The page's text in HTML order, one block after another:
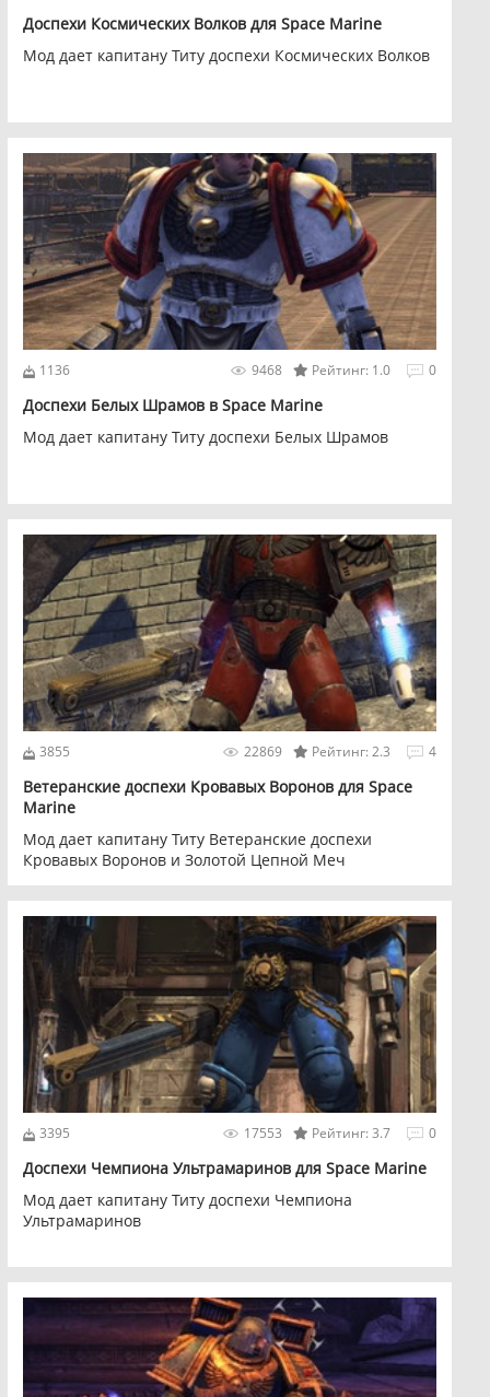
Доспехи Космических Волков для Space Marine
Мод дает капитану Титу доспехи Космических Волков
1136 0
Рейтинг: 1.0
9468
Доспехи Белых Шрамов в Space Marine
Мод дает капитану Титу доспехи Белых Шрамов
3855 4
Рейтинг: 2.3
22869
Ветеранские доспехи Кровавых Воронов для Space
Marine
Мод дает капитану Титу Ветеранские доспехи
Кровавых Воронов и Золотой Цепной Меч
3395 0
Рейтинг: 3.7
17553
Доспехи Чемпиона Ультрамаринов для Space Marine
Мод дает капитану Титу доспехи Чемпиона
Ультрамаринов